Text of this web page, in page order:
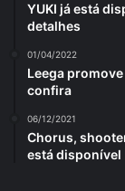
YUKI já está
detalhes
01/04/2022
Leega
confira
06/12/2021
Chorus,
está disponível